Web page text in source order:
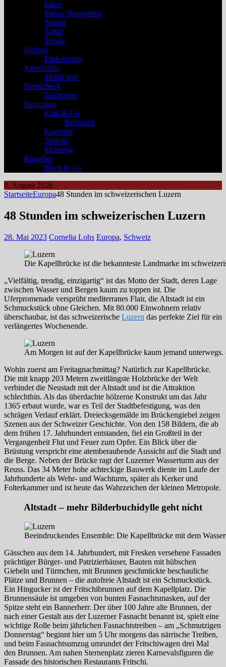
Palau
Papua Neuguinea
Samoa
Tahiti
Tonga
Genuss
Einkehrtipp
Kreuzfahrt
Mobil sein
Hotelcheck
Nächtigen
Panorama
Kids & Co
Rechtlich
Kurioses
Abseits
Meinung
Ratgeber
Buch & Co
8. August 2026
StartseiteEuropa48 Stunden im schweizerischen Luzern
48 Stunden im schweizerischen Luzern
28. Mai 2023 Cornelia Lohs Europa, Schweiz
Die Kapellbrücke ist die bekannteste Landmarke im
„Vielfältig, trendig, einzigartig“ ist das Motto der Stadt, deren Lage
zwischen Wasser und Bergen kaum zu toppen ist. Die
Uferpromenade versprüht mediterranes Flair, die Altstadt ist ein
Schmuckstück ohne Gleichen. Mit 80.000 Einwohnern relativ
überschaubar, ist das schweizerische Luzern das perfekte Ziel für ein
verlängertes Wochenende.
Am Morgen ist auf der Kapellbrücke kaum jemand
Wohin zuerst am Freitagnachmittag? Natürlich zur Kapellbrücke.
Die mit knapp 203 Metern zweitlängste Holzbrücke der Welt
verbindet die Neustadt mit der Altstadt und ist die Attraktion
schlechthin. Als das überdachte hölzerne Konstrukt um das Jahr
1365 erbaut wurde, war es Teil der Stadtbefestigung, was den
schrägen Verlauf erklärt. Dreiecksgemälde im Brückengiebel zeigen
Szenen aus der Schweizer Geschichte. Von den 158 Bildern, die ab
dem frühen 17. Jahrhundert entstanden, fiel ein Großteil in der
Vergangenheit Flut und Feuer zum Opfer. Ein Blick über die
Brüstung verspricht eine atemberaubende Aussicht auf die Stadt und
die Berge. Neben der Brücke ragt der Luzerner Wasserturm aus der
Reuss. Das 34 Meter hohe achteckige Bauwerk diente im Laufe der
Jahrhunderte als Wehr- und Wachturm, später als Kerker und
Folterkammer und ist heute das Wahrzeichen der kleinen Metropole.
Altstadt – mehr Bilderbuchidylle geht nicht
Beeindruckendes Ensemble: Die Kapellbrücke mit dem
Gässchen aus dem 14. Jahrhundert, mit Fresken versehene Fassaden
prächtiger Bürger- und Patrizierhäuser, Bauten mit hübschen
Giebeln und Türmchen, mit Brunnen geschmückte beschauliche
Plätze und Brunnen – die autofreie Altstadt ist ein Schmuckstück.
Ein Hingucker ist der Fritschibrunnen auf dem Kapellplatz. Die
Brunnensäule ist umgeben von bunten Fasnachtsmasken, auf der
Spitze steht ein Bannerherr. Der über 100 Jahre alte Brunnen, der
nach einer Gestalt aus der Luzerner Fasnacht benannt ist, spielt eine
wichtige Rolle beim jährlichen Fasnachtstreiben – am „Schmutzigen
Donnerstag“ beginnt hier um 5 Uhr morgens das närrische Treiben,
und beim Fasnachtsumzug umrundet der Fritschiwagen drei Mal
den Brunnen. Am nahen Sternenplatz zieren Karnevalsfiguren die
Fassade des historischen Restaurants Fritschi.